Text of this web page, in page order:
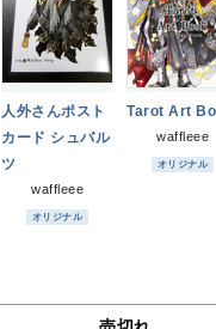
人外さんポスト
カード シュバル
ツ
waffleee
オリジナル
Tarot Art
waffleee
オリジナル